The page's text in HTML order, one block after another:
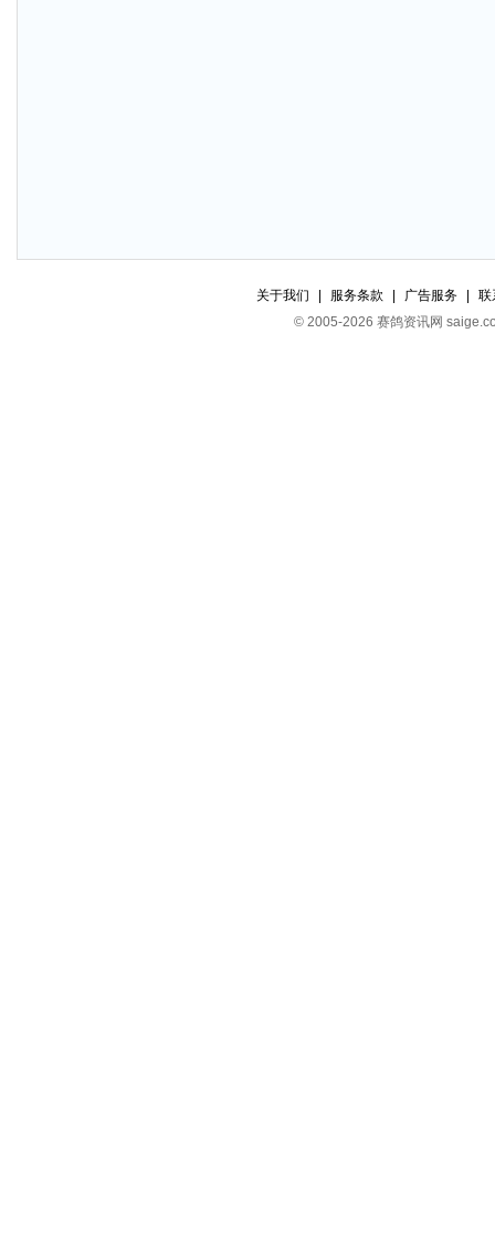
关于我们 服务条款 广告服务
联
© 2005-2026 赛鸽资讯网